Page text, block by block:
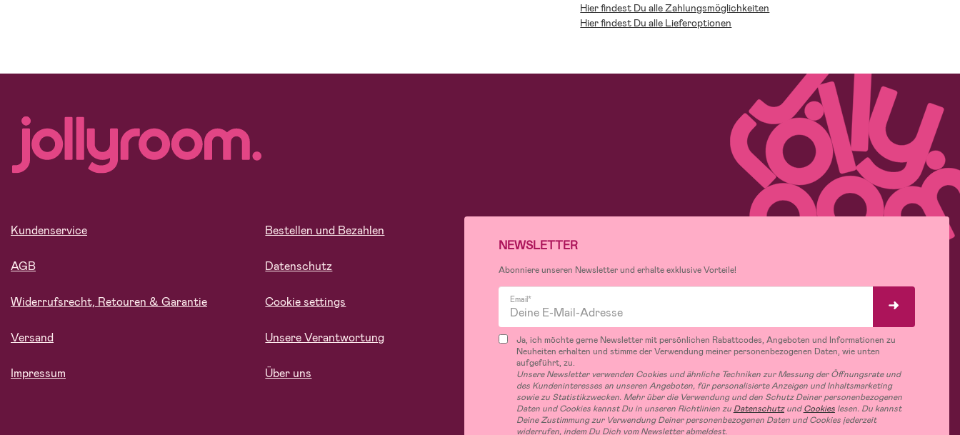
Hier findest Du alle Zahlungsmöglichkeiten
Hier findest Du alle Lieferoptionen
Kundenservice
AGB
Widerrufsrecht, Retouren & Garantie
Versand
Impressum
Bestellen und Bezahlen
Datenschutz
Cookie settings
Unsere Verantwortung
Über uns
NEWSLETTER
Abonniere unseren Newsletter und erhalte exklusive Vorteile!
Email*
Ja, ich möchte gerne Newsletter mit persönlichen Rabattcodes, Angeboten und Informationen zu
Neuheiten erhalten und stimme der Verwendung meiner personenbezogenen Daten, wie unten
aufgeführt, zu.
Unsere Newsletter verwenden Cookies und ähnliche Techniken zur Messung der Öffnungsrate und
des Kundeninteresses an unseren Angeboten, für personalisierte Anzeigen und Inhaltsmarketing
sowie zu Statistikzwecken. Mehr über die Verwendung und den Schutz Deiner personenbezogenen
Daten und Cookies kannst Du in unseren Richtlinien zu DatenschutzundCookieslesen. Du kannst
Deine Zustimmung zur Verwendung Deiner personenbezogenen Daten und Cookies jederzeit
widerrufen, indem Du Dich vom Newsletter abmeldest.